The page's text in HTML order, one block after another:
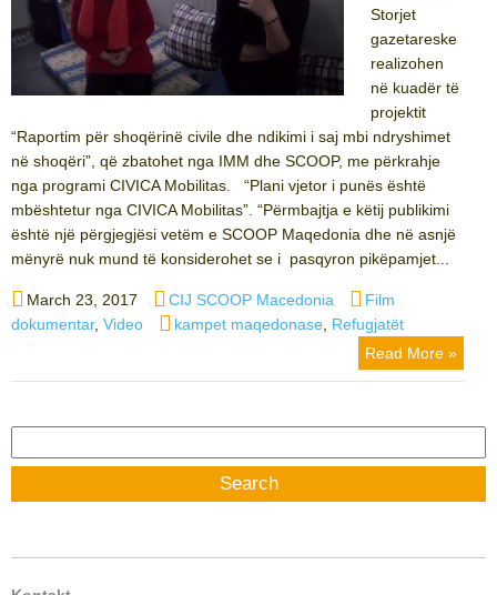
Storjet
gazetareske
realizohen
në kuadër të
projektit
“Raportim për shoqërinë civile dhe ndikimi i saj mbi ndryshimet
në shoqëri”, që zbatohet nga IMM dhe SCOOP, me përkrahje
nga programi CIVICA Mobilitas. “Plani vjetor i punës është
mbështetur nga CIVICA Mobilitas”. “Përmbajtja e këtij publikimi
është një përgjegjësi vetëm e SCOOP Maqedonia dhe në asnjë
mënyrë nuk mund të konsiderohet se i pasqyron pikëpamjet...
Posted
on
March 23, 2017 Author
CIJ SCOOP Macedonia Categories
Film
dokumentar, Video Tags
kampet maqedonase Refugjatët
Read More »
for: